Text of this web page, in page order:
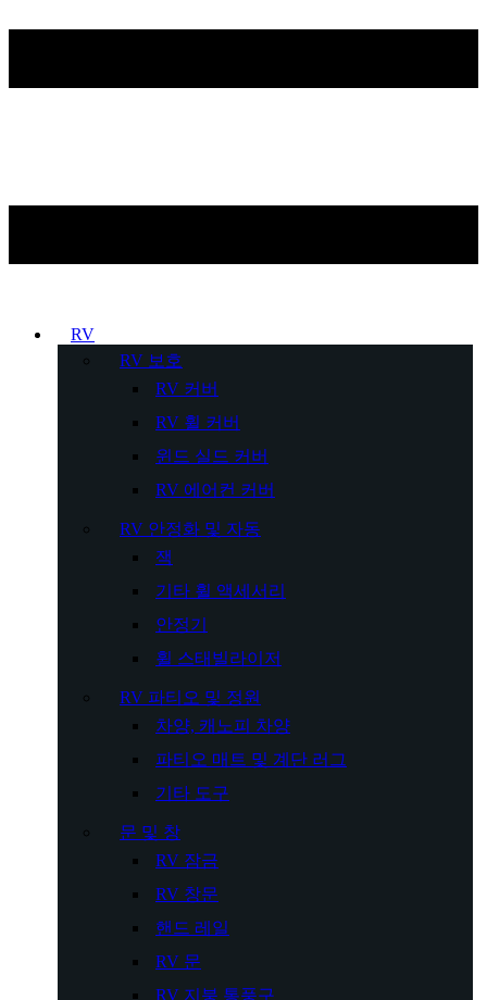
RV
RV 보호
RV 커버
RV 휠 커버
윈드 실드 커버
RV 에어컨 커버
RV 안정화 및 자동
잭
기타 휠 액세서리
안정기
휠 스태빌라이저
RV 파티오 및 정원
차양, 캐노피 차양
파티오 매트 및 계단 러그
기타 도구
문 및 창
RV 잠금
RV 창문
핸드 레일
RV 문
RV 지붕 통풍구